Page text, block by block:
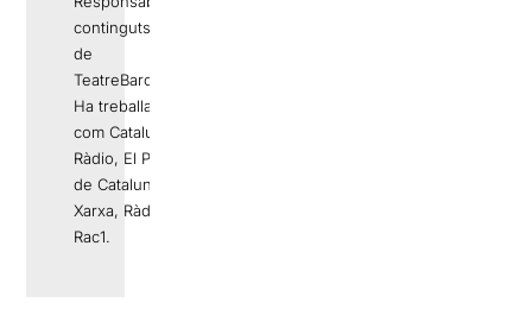
continguts editorials
de
TeatreBarcelona.com
Ha treballat a mitjans
com Catalunya
Ràdio, El Periódico
de Catalunya, La
Xarxa, Ràdio 4 o
Rac1.